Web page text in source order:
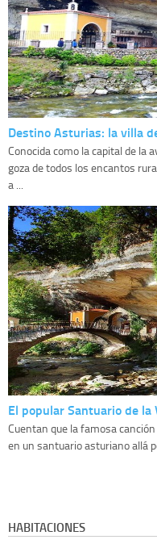
Destino Asturias: la villa
Conocida como la capital de la
goza de todos los encantos
a ...
El popular Santuario de
Cuentan que la famosa
en un santuario asturiano allá
HABITACIONES